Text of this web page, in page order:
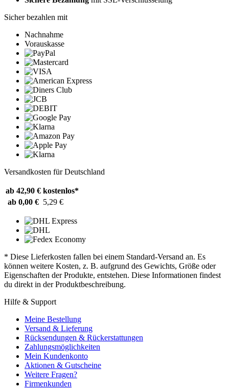
Sicher bezahlen mit
Nachnahme
Vorauskasse
Versandkosten für Deutschland
ab 42,90 € kostenlos*
ab 0,00 € 5,29 €
* Diese Lieferkosten fallen bei einem Standard-Versand an. Es
können weitere Kosten, z. B. aufgrund des Gewichts, Größe oder
Eigenschaften der Produkte, entstehen. Diese Informationen findest
du direkt in der Produktbeschreibung.
Hilfe & Support
Meine Bestellung
Versand & Lieferung
Rücksendungen & Rückerstattungen
Zahlungsmöglichkeiten
Mein Kundenkonto
Aktionen & Gutscheine
Weitere Fragen?
Firmenkunden